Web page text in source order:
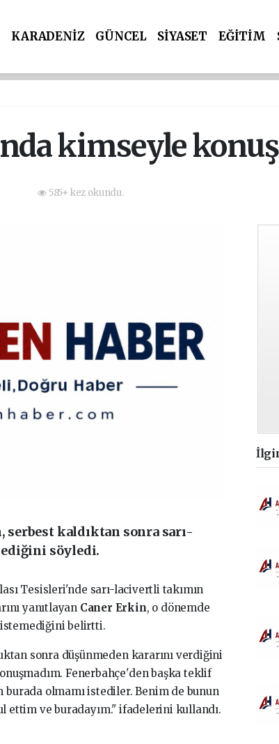
KARADENİZ GÜNCEL SİYASET EĞİTİM
kimseyle
585+ kez okundu.
kaldıktan sonra sarı-
söyledi.
Tesisleri'nde sarı-lacivertli takımın
yanıtlayan Caner Erkin, o dönemde
belirtti.
sonra düşünmeden kararını verdiğini
Fenerbahçe'den başka teklif
burada olmamı istediler. Benim de bunun
ve buradayım." ifadelerini kullandı.